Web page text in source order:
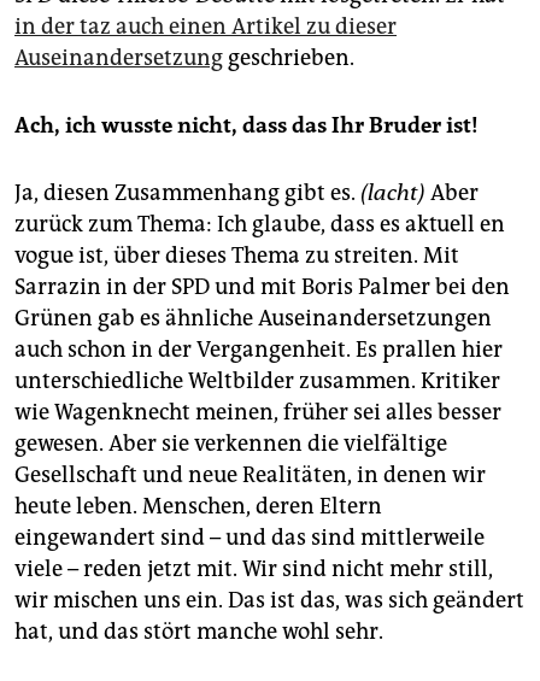
in der taz auch einen Artikel zu dieser
Auseinandersetzung geschrieben.
Ach, ich wusste nicht, dass das Ihr Bruder ist!
Ja, diesen Zusammenhang gibt es. (lacht) Aber
zurück zum Thema: Ich glaube, dass es aktuell en
vogue ist, über dieses Thema zu streiten. Mit
Sarrazin in der SPD und mit Boris Palmer bei den
Grünen gab es ähnliche Auseinandersetzungen
auch schon in der Vergangenheit. Es prallen hier
unterschiedliche Weltbilder zusammen. Kritiker
wie Wagenknecht meinen, früher sei alles besser
gewesen. Aber sie verkennen die vielfältige
Gesellschaft und neue Realitäten, in denen wir
heute leben. Menschen, deren Eltern
eingewandert sind – und das sind mittlerweile
viele – reden jetzt mit. Wir sind nicht mehr still,
wir mischen uns ein. Das ist das, was sich geändert
hat, und das stört manche wohl sehr.